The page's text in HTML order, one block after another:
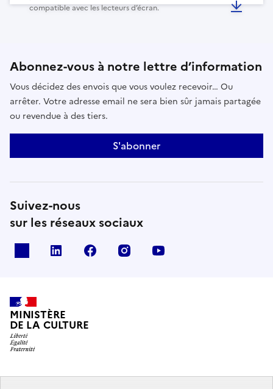
compatible avec les lecteurs d’écran.
Abonnez-vous à notre lettre d’information
Vous décidez des envois que vous voulez recevoir… Ou
arrêter. Votre adresse email ne sera bien sûr jamais partagée
ou revendue à des tiers.
S'abonner
Suivez-nous
sur les réseaux sociaux
linkedin facebook instagram
MINISTÈRE
DE LA CULTURE